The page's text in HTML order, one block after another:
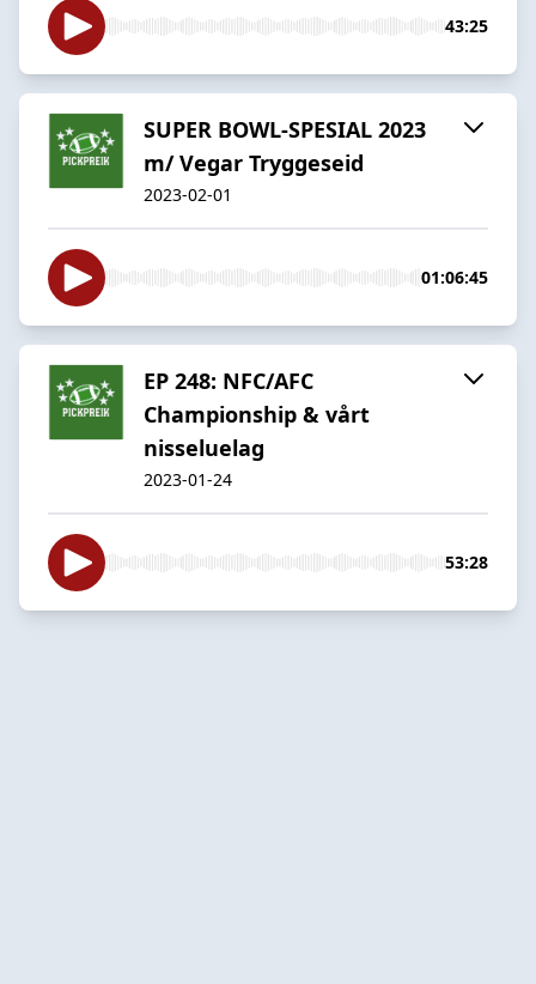
43:25
SUPER BOWL-SPESIAL 2023
m/ Vegar Tryggeseid
2023-02-01
01:06:45
EP 248: NFC/AFC
Championship & vårt
nisseluelag
2023-01-24
53:28